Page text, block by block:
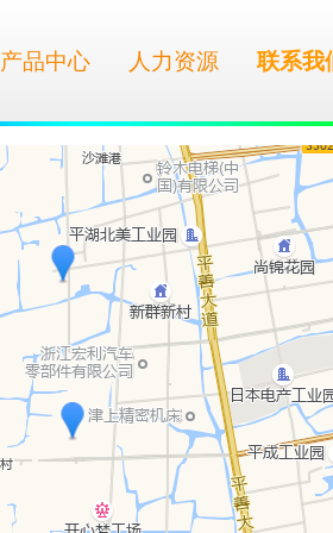
产品中心 人力资源 联系我